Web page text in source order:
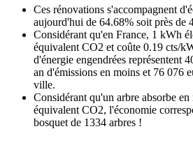
Ces rénovations s'accompagnent
aujourd'hui de 64.68% soit près de
Considérant qu'en France, 1 kWh
équivalent CO2 et coûte 0.19 cts/
d'énergie engendrées représentent
an d'émissions en moins et 76 076
ville.
Considérant qu'un arbre absorbe
équivalent CO2, l'économie
bosquet de 1334 arbres !